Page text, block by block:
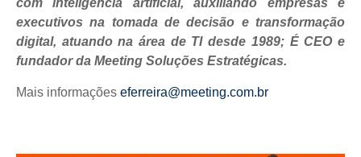
com inteligência artificial, auxiliando empresas e
executivos na tomada de decisão e transformação
digital, atuando na área de TI desde 1989; É CEO e
fundador da Meeting Soluções Estratégicas.
Mais informações eferreira@meeting.com.br